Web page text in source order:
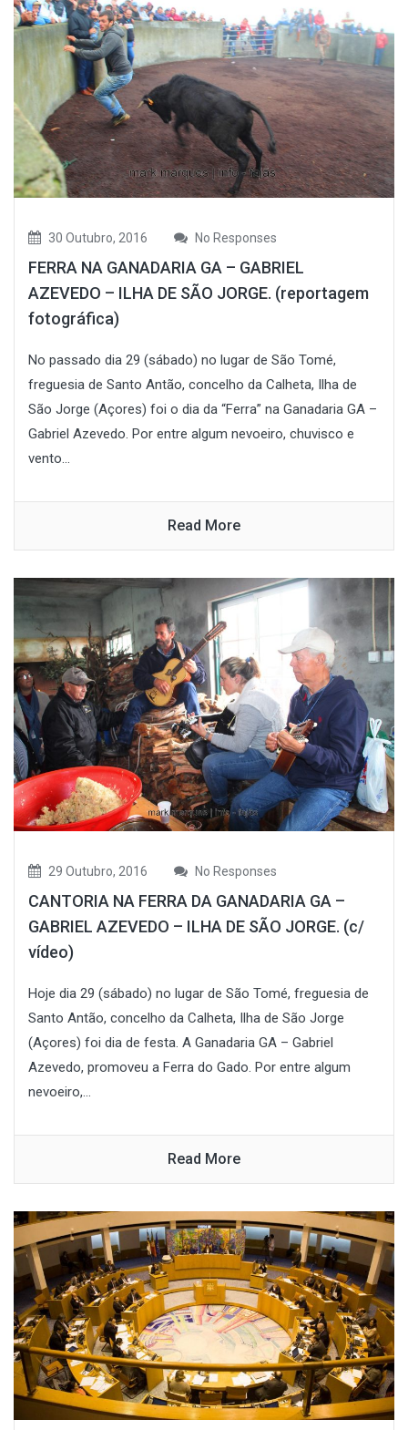
30 Outubro, 2016 No Responses
FERRA NA GANADARIA GA – GABRIEL
AZEVEDO – ILHA DE SÃO JORGE. (reportagem
fotográfica)
No passado dia 29 (sábado) no lugar de São Tomé,
freguesia de Santo Antão, concelho da Calheta, Ilha de
São Jorge (Açores) foi o dia da “Ferra” na Ganadaria GA –
Gabriel Azevedo. Por entre algum nevoeiro, chuvisco e
vento...
Read More
29 Outubro, 2016 No Responses
CANTORIA NA FERRA DA GANADARIA GA –
GABRIEL AZEVEDO – ILHA DE SÃO JORGE. (c/
vídeo)
Hoje dia 29 (sábado) no lugar de São Tomé, freguesia de
Santo Antão, concelho da Calheta, Ilha de São Jorge
(Açores) foi dia de festa. A Ganadaria GA – Gabriel
Azevedo, promoveu a Ferra do Gado. Por entre algum
nevoeiro,...
Read More